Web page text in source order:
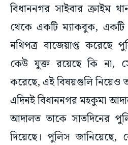
বিধাননগর সাইবার ক্রাইম
থেকে একটি ম্যাকবুক, একটি
নথিপত্র বাজেয়াপ্ত করেছে
কেউ যুক্ত রয়েছে কি না,
করেছে, এই বিষয়গুলি নিয়েও
এদিনই বিধাননগর মহকুমা
আদালত তাকে সাতদিনের
দিয়েছে। পুলিস